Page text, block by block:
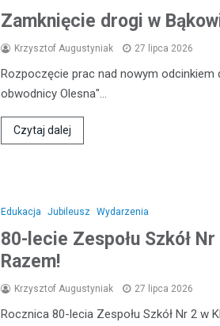
Zamknięcie drogi w
Krzysztof Augustyniak 27 lipca 2026
Rozpoczęcie prac nad nowym
obwodnicy Olesna"…
Czytaj dalej
Edukacja Jubileusz Wydarzenia
80-lecie Zespołu Szkół
Razem!
Krzysztof Augustyniak 27 lipca 2026
Rocznica 80-lecia Zespołu Szkół Nr 2 w